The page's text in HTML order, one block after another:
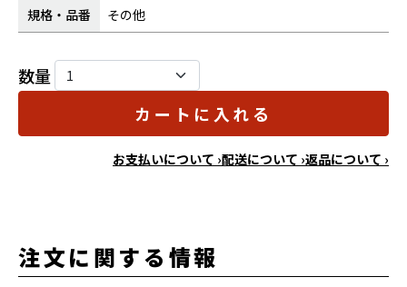
規格・品番
その他
数量
カートに入れる
お支払いについて ›配送について ›返品について ›
注文に関する情報